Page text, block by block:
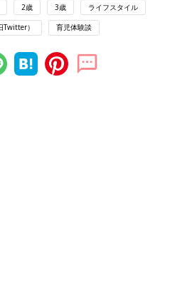
2歳 3歳 ライフスタイル
Twitter） 育児体験談